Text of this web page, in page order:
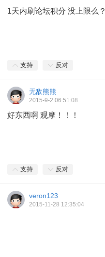
1天内刷论坛积分 没上限么？
支持 反对
无敌熊熊
2015-9-2 06:51:08
好东西啊 观摩！！！
支持 反对
veron123
2015-11-28 12:35:04